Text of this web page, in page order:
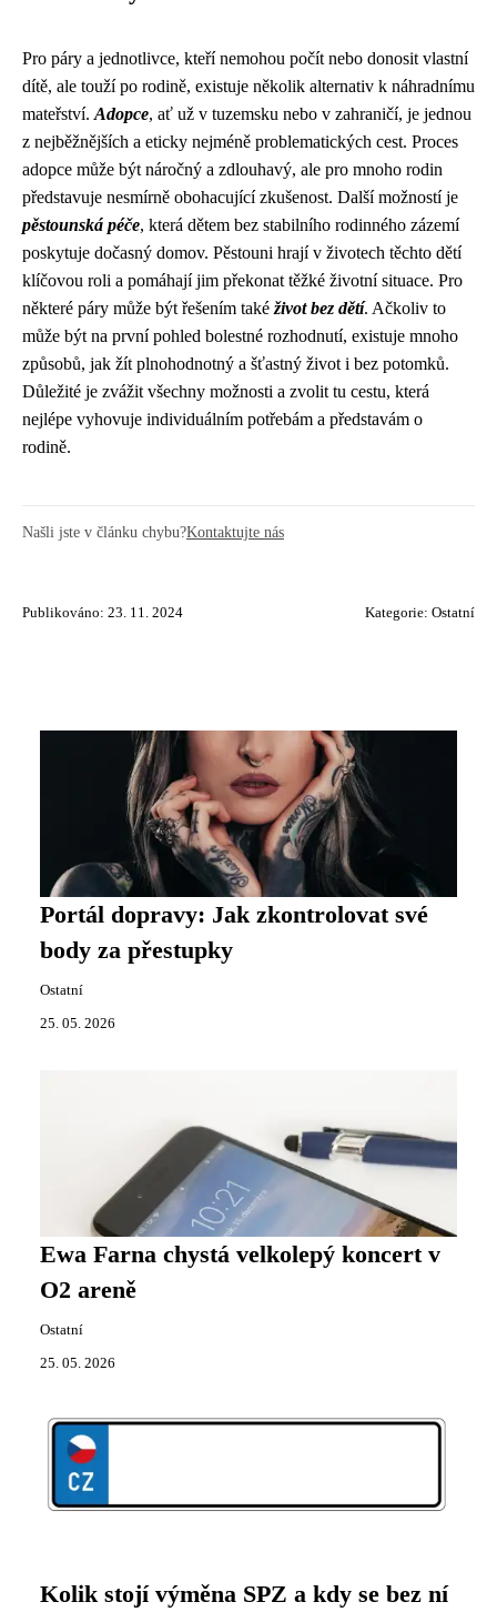
Pro páry a jednotlivce, kteří nemohou počít nebo donosit vlastní
dítě, ale touží po rodině, existuje několik alternativ k náhradnímu
mateřství. Adopce, ať už v tuzemsku nebo v zahraničí, je jednou
z nejběžnějších a eticky nejméně problematických cest. Proces
adopce může být náročný a zdlouhavý, ale pro mnoho rodin
představuje nesmírně obohacující zkušenost. Další možností je
pěstounská péče, která dětem bez stabilního rodinného zázemí
poskytuje dočasný domov. Pěstouni hrají v životech těchto dětí
klíčovou roli a pomáhají jim překonat těžké životní situace. Pro
některé páry může být řešením také život bez dětí. Ačkoliv to
může být na první pohled bolestné rozhodnutí, existuje mnoho
způsobů, jak žít plnohodnotný a šťastný život i bez potomků.
Důležité je zvážit všechny možnosti a zvolit tu cestu, která
nejlépe vyhovuje individuálním potřebám a představám o
rodině.
Našli jste v článku chybu?Kontaktujte nás
Publikováno: 23. 11. 2024 Kategorie: Ostatní
Portál dopravy: Jak zkontrolovat své
body za přestupky
Ostatní
25. 05. 2026
Ewa Farna chystá velkolepý koncert v
O2 areně
Ostatní
25. 05. 2026
Kolik stojí výměna SPZ a kdy se bez ní